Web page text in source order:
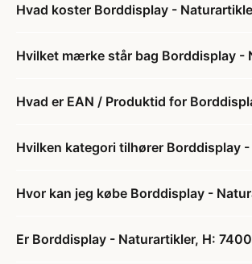
Hvad koster Borddisplay -
Hvilket mærke står bag Borddisplay -
Hvad er EAN / Produktid for
Hvilken kategori tilhører Borddisplay
Hvor kan jeg købe Borddisplay -
Er Borddisplay - Naturartikler, H: